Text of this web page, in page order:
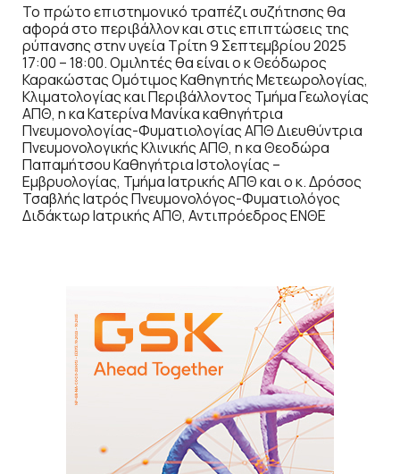
Το πρώτο επιστημονικό τραπέζι συζήτησης θα
αφορά στο περιβάλλον και στις επιπτώσεις της
ρύπανσης στην υγεία Τρίτη 9 Σεπτεμβρίου 2025
17:00 – 18:00. Ομιλητές θα είναι ο κ Θεόδωρος
Καρακώστας Ομότιμος Καθηγητής Μετεωρολογίας,
Κλιματολογίας και Περιβάλλοντος Τμήμα Γεωλογίας
ΑΠΘ, η κα Κατερίνα Μανίκα καθηγήτρια
Πνευμονολογίας-Φυματιολογίας ΑΠΘ Διευθύντρια
Πνευμονολογικής Κλινικής ΑΠΘ, η κα Θεοδώρα
Παπαμήτσου Καθηγήτρια Ιστολογίας –
Εμβρυολογίας, Τμήμα Ιατρικής ΑΠΘ και ο κ. Δρόσος
Τσαβλής Ιατρός Πνευμονολόγος-Φυματιολόγος
Διδάκτωρ Ιατρικής ΑΠΘ, Αντιπρόεδρος ΕΝΘΕ